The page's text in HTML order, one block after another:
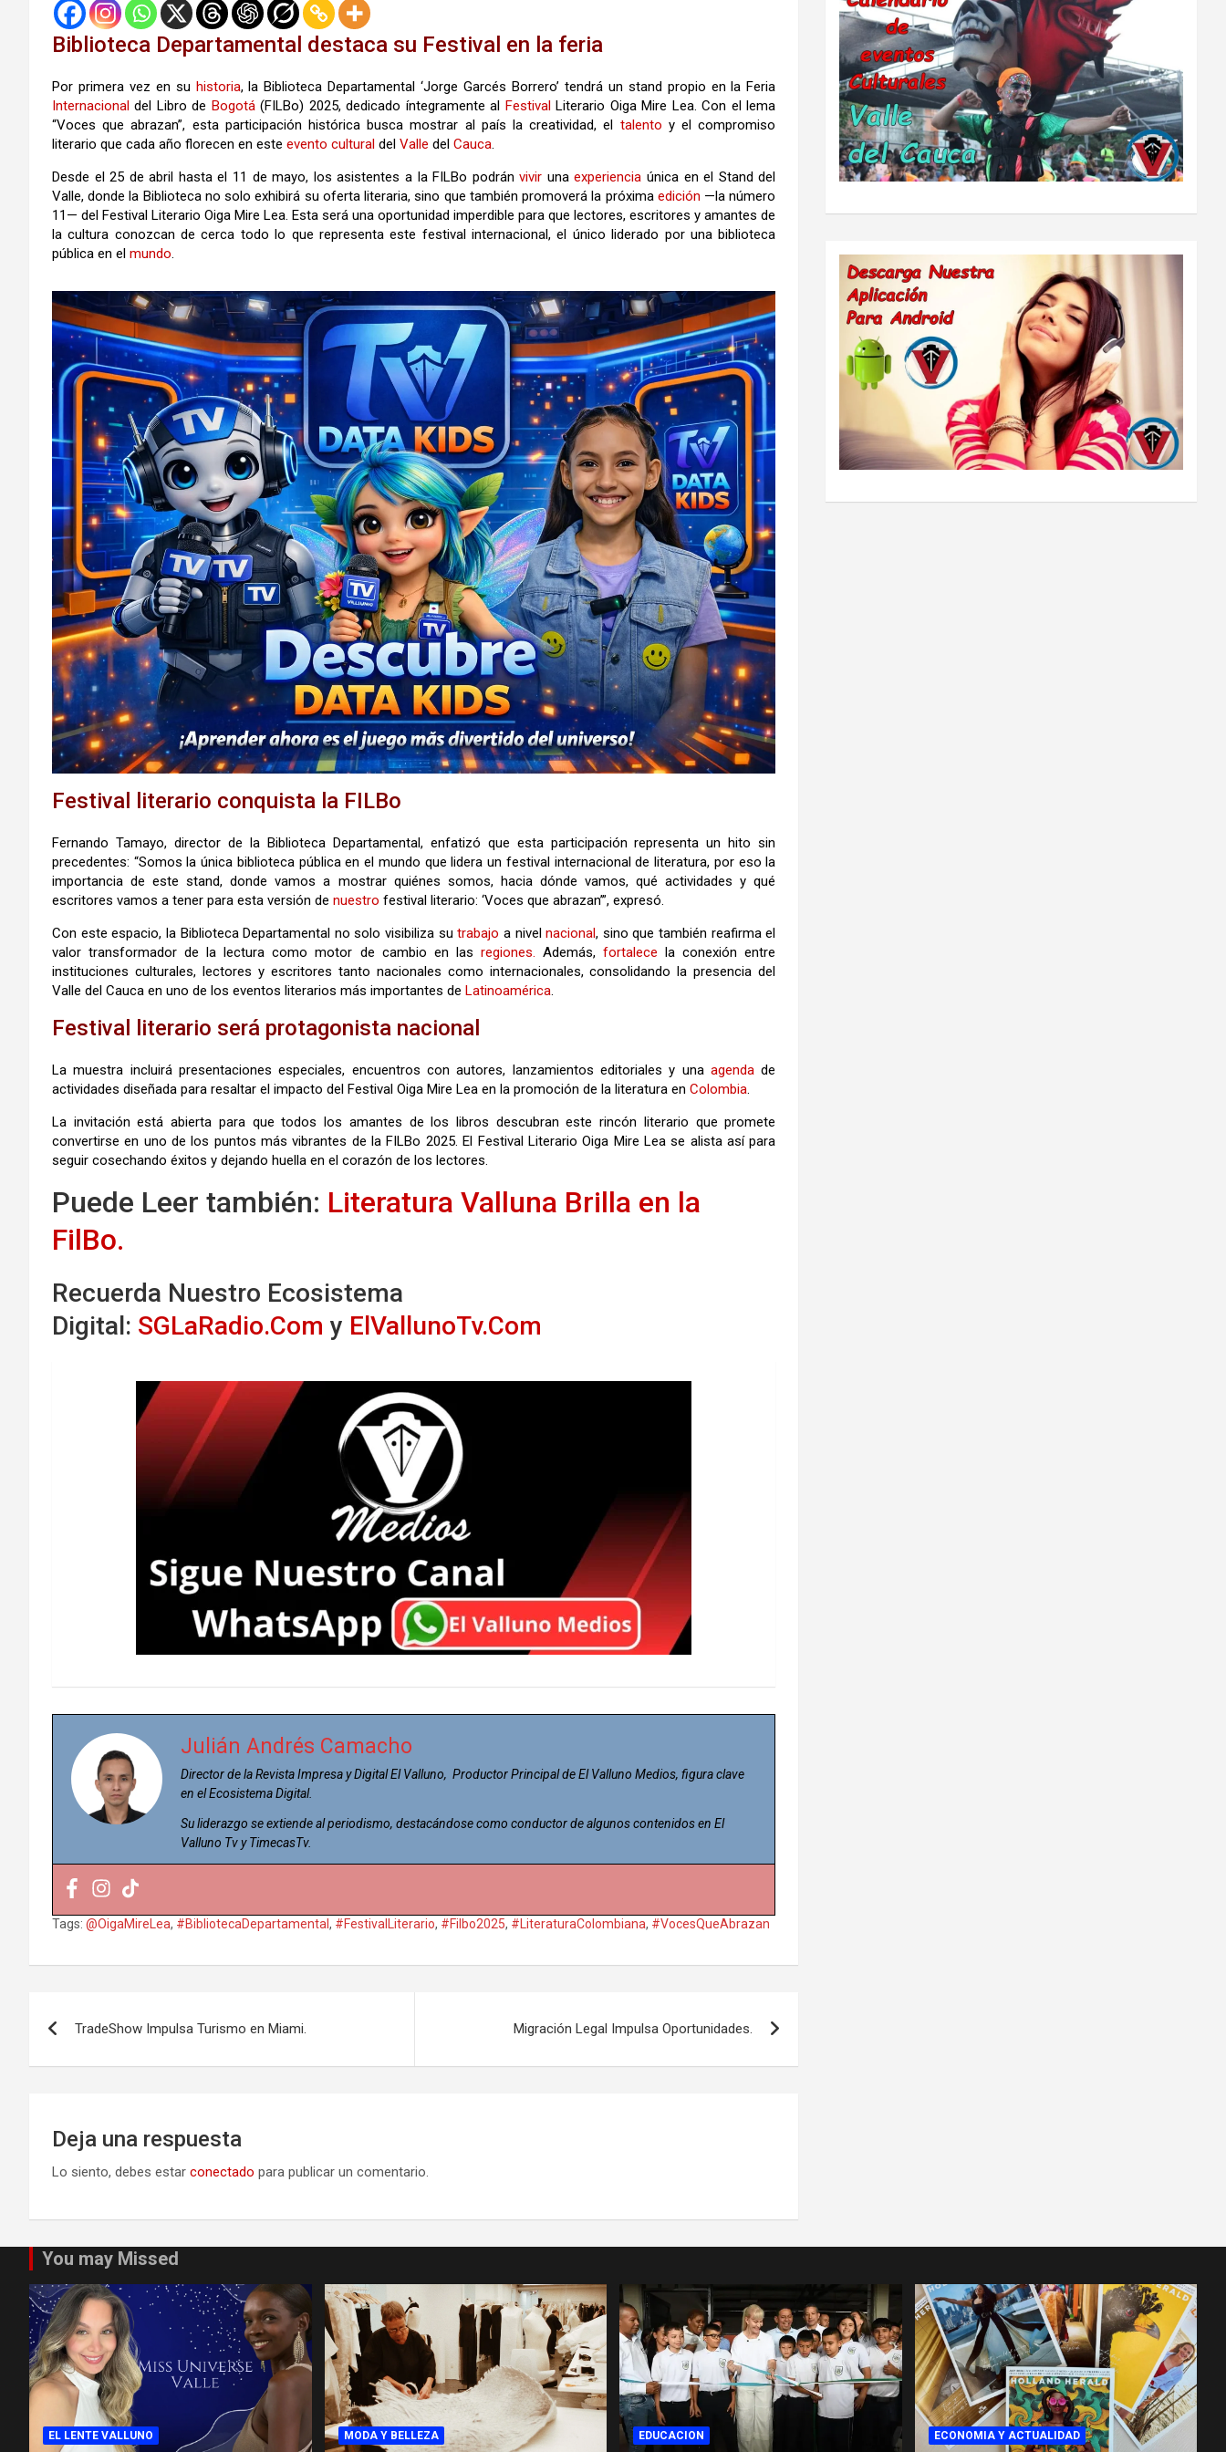
Biblioteca Departamental destaca su Festival en la feria
Por primera vez en su historia, la Biblioteca Departamental ‘Jorge Garcés Borrero’ tendrá un stand propio en la Feria
Internacional del Libro de Bogotá(FILBo) 2025, dedicado íntegramente al FestivalLiterario Oiga Mire Lea. Con el lema
“Voces que abrazan”, esta participación histórica busca mostrar al país la creatividad, el talento y el compromiso
literario que cada año florecen en este evento cultural del Valle del Cauca.
Desde el 25 de abril hasta el 11 de mayo, los asistentes a la FILBo podránvivir unaexperiencia única en el Stand del
Valle, donde la Biblioteca no solo exhibirá su oferta literaria, sino que también promoverá la próxima edición —la número
11— del Festival Literario Oiga Mire Lea. Esta será una oportunidad imperdible para que lectores, escritores y amantes de
la cultura conozcan de cerca todo lo que representa este festival internacional, el único liderado por una biblioteca
pública en el mundo.
Festival literario conquista la FILBo
Fernando Tamayo, director de la Biblioteca Departamental, enfatizó que esta participación representa un hito sin
precedentes: “Somos la única biblioteca pública en el mundo que lidera un festival internacional de literatura, por eso la
importancia de este stand, donde vamos a mostrar quiénes somos, hacia dónde vamos, qué actividades y qué
escritores vamos a tener para esta versión de nuestro festival literario: ‘Voces que abrazan’”, expresó.
Con este espacio, la Biblioteca Departamental no solo visibiliza sutrabajo a nivelnacional, sino que también reafirma el
valor transformador de la lectura como motor de cambio en las regiones. Además,fortalece la conexión entre
instituciones culturales, lectores y escritores tanto nacionales como internacionales, consolidando la presencia del
Valle del Cauca en uno de los eventos literarios más importantes de Latinoamérica.
Festival literario será protagonista nacional
La muestra incluirá presentaciones especiales, encuentros con autores, lanzamientos editoriales y una agenda de
actividades diseñada para resaltar el impacto del Festival Oiga Mire Lea en la promoción de la literatura en Colombia.
La invitación está abierta para que todos los amantes de los libros descubran este rincón literario que promete
convertirse en uno de los puntos más vibrantes de la FILBo 2025. El Festival Literario Oiga Mire Lea se alista así para
seguir cosechando éxitos y dejando huella en el corazón de los lectores.
Puede Leer también: Literatura Valluna Brilla en la
FilBo.
Recuerda Nuestro Ecosistema
Digital: SGLaRadio.Com y ElVallunoTv.Com
Julián Andrés Camacho
Director de la Revista Impresa y Digital El Valluno, Productor Principal de El Valluno Medios, figura clave
en el Ecosistema Digital.
Su liderazgo se extiende al periodismo, destacándose como conductor de algunos contenidos en El
Valluno Tv y TimecasTv.
Tags: @OigaMireLea, #BibliotecaDepartamental, #FestivalLiterario, #Filbo2025, #LiteraturaColombiana, #VocesQueAbrazan
TradeShow Impulsa Turismo en Miami. Migración Legal Impulsa Oportunidades.
Deja una respuesta
Lo siento, debes estar conectado para publicar un comentario.
You may Missed
EL LENTE VALLUNO MODA Y BELLEZA EDUCACION ECONOMIA Y ACTUALIDAD